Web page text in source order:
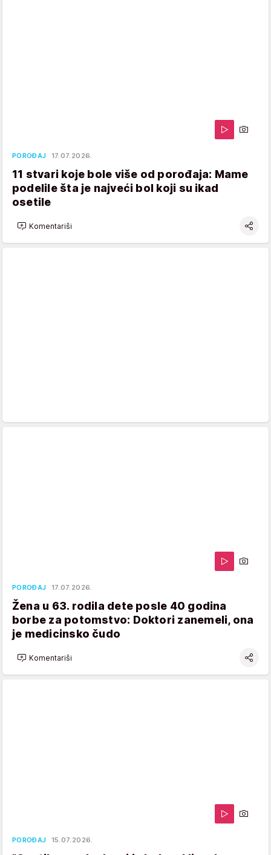
POROĐAJ 17.07.2026.
11 stvari koje bole više od porođaja: Mame
podelile šta je najveći bol koji su ikad
osetile
Komentariši
POROĐAJ 17.07.2026.
Žena u 63. rodila dete posle 40 godina
borbe za potomstvo: Doktori zanemeli, ona
je medicinsko čudo
Komentariši
POROĐAJ 15.07.2026.